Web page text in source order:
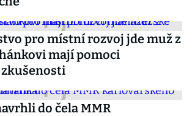
pro místní rozvoj jde muž z
mají pomoci
do čela MMR